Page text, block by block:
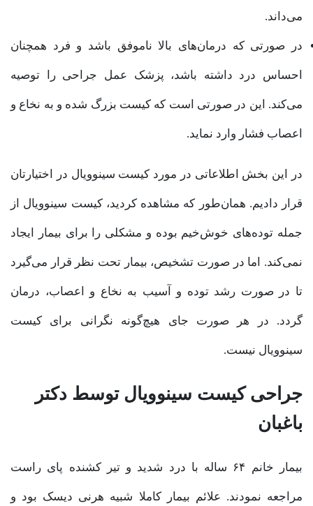
می‌داند.
در صورتی که درمان‌های بالا ناموفق باشد و فرد همچنان
احساس درد داشته باشد، پزشک عمل جراحی را توصیه
می‌کند. این در صورتی است که کیست بزرگ شده و به نخاع و
اعصاب فشار وارد نماید.
در این بخش اطلاعاتی در مورد کیست سینوویال در اختیارتان
قرار دادیم. همان‌طور که مشاهده کردید، کیست سینوویال از
جمله توده‌های خوش‌خیم بوده و مشکلی را برای بیمار ایجاد
نمی‌کند. اما در صورت تشخیص، بیمار تحت نظر قرار می‌گیرد
تا در صورت رشد توده و آسیب به نخاع و اعصاب، درمان
گردد. در هر صورت جای هیچ‌گونه نگرانی برای کیست
سینوویال نیست.
جراحی کیست سینوویال توسط دکتر
باغبان
بیمار خانم ۶۴ ساله با درد شدید و تیر کشنده پای راست
مراجعه نمودند. علائم بیمار کاملا شبیه هرنی دیسک بود و